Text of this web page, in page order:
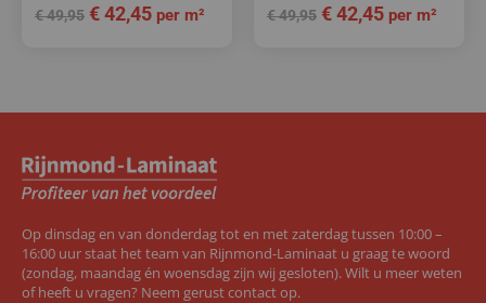
€49,95 €42,45 per m² €49,95 €42,45 per m²
Op dinsdag en van donderdag tot en met zaterdag tussen 10:00 –
16:00 uur staat het team van Rijnmond-Laminaat u graag te woord
(zondag, maandag én woensdag zijn wij gesloten). Wilt u meer weten
of heeft u vragen? Neem gerust contact op.